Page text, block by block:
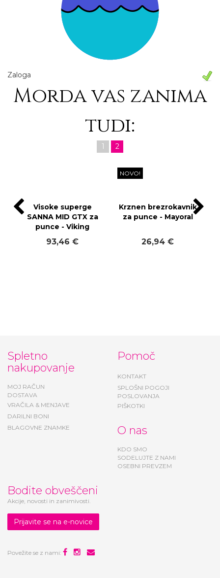
Zaloga
Morda vas zanima
tudi:
1 2
NOVO!
Spletno
nakupovanje
MOJ RAČUN
DOSTAVA
VRAČILA & MENJAVE
Pomoč
KONTAKT
SPLOŠNI POGOJI
PIŠKOTKI
O nas
KDO SMO
Bodite obveščeni
Akcije, novosti in zanimivosti.